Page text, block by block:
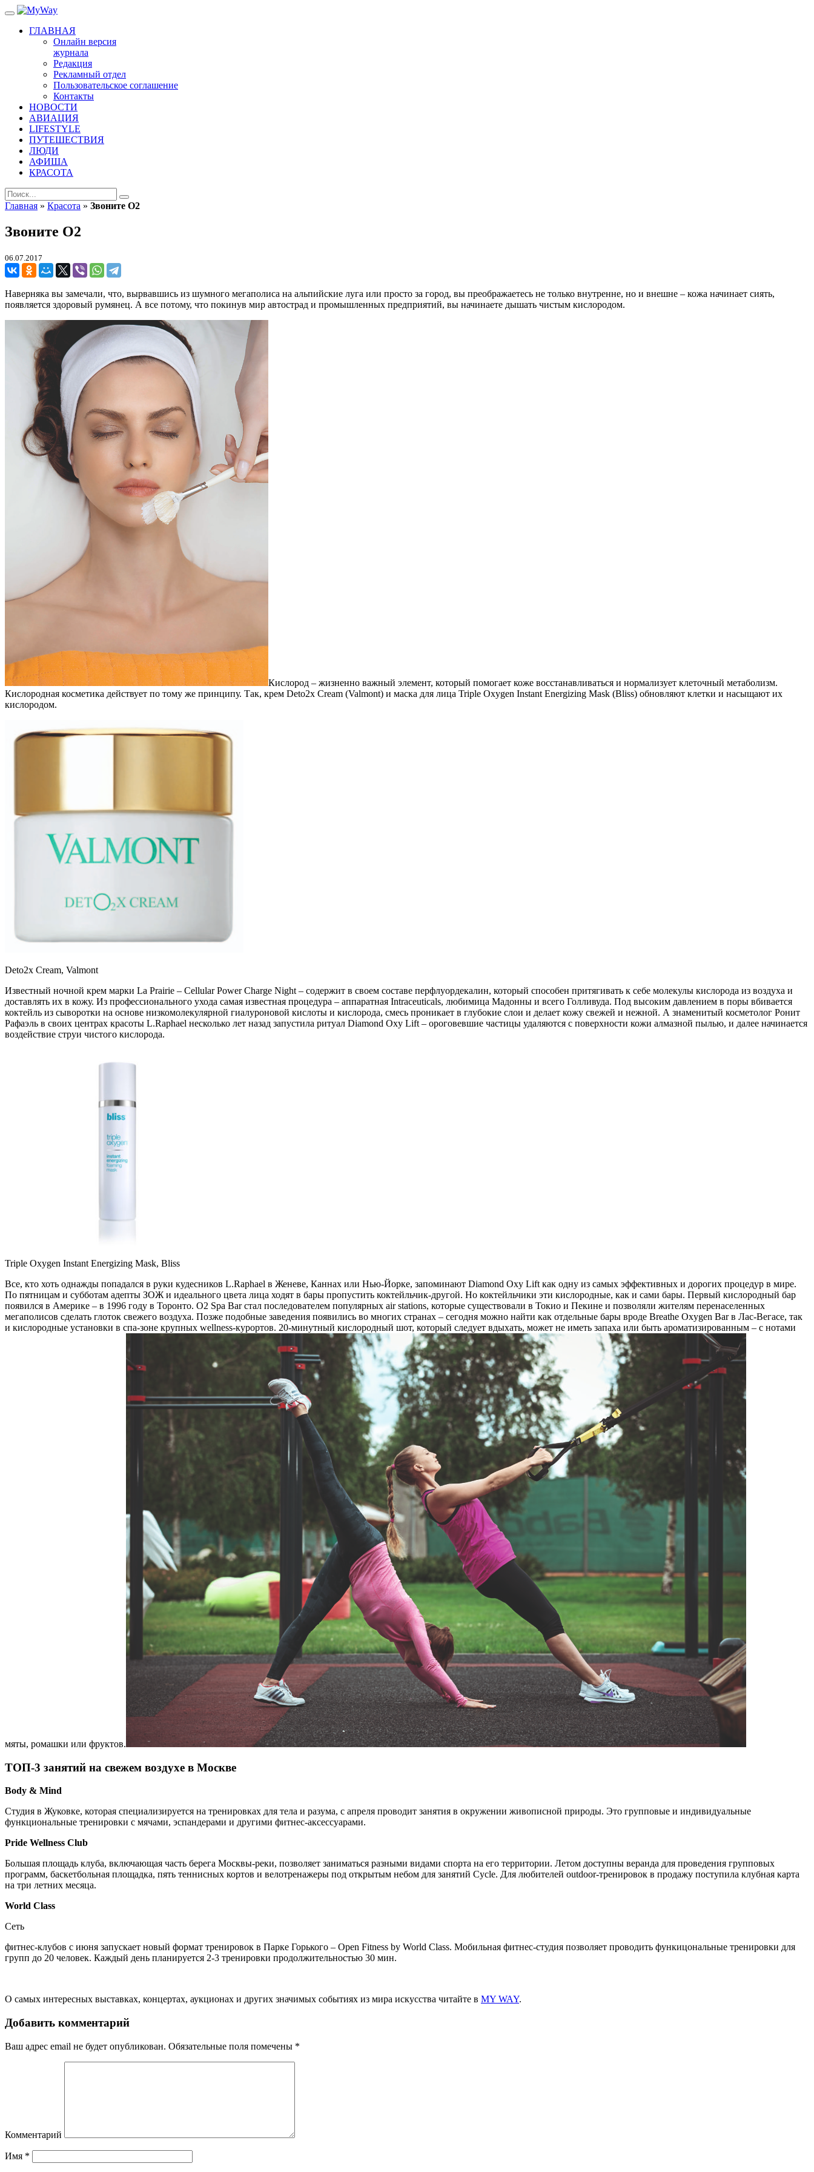
ГЛАВНАЯ
Онлайн версия
журнала
Редакция
Рекламный отдел
Пользовательское соглашение
Контакты
НОВОСТИ
АВИАЦИЯ
LIFESTYLE
ПУТЕШЕСТВИЯ
ЛЮДИ
АФИША
КРАСОТА
Главная » Красота » Звоните О2
Звоните О2
06.07.2017
Наверняка вы замечали, что, вырвавшись из шумного мегаполиса на альпийские луга или просто за город, вы преображаетесь не только внутренне, но и внешне – кожа начинает сиять,
появляется здоровый румянец. А все потому, что покинув мир автострад и промышленных предприятий, вы начинаете дышать чистым кислородом.
Кислород – жизненно важный элемент, который помогает коже восстанавливаться и нормализует клеточный метаболизм.
Кислородная косметика действует по тому же принципу. Так, крем Deto2x Cream (Valmont) и маска для лица Triple Oxygen Instant Energizing Mask (Bliss) обновляют клетки и насыщают их
кислородом.
Deto2x Cream, Valmont
Известный ночной крем марки La Prairie – Cellular Power Charge Night – содержит в своем составе перфлуордекалин, который способен притягивать к себе молекулы кислорода из воздуха и
доставлять их в кожу. Из профессионального ухода самая известная процедура – аппаратная Intraceuticals, любимица Мадонны и всего Голливуда. Под высоким давлением в поры вбивается
коктейль из сыворотки на основе низкомолекулярной гиалуроновой кислоты и кислорода, смесь проникает в глубокие слои и делает кожу свежей и нежной. А знаменитый косметолог Ронит
Рафаэль в своих центрах красоты L.Raphael несколько лет назад запустила ритуал Diamond Oxy Lift – ороговевшие частицы удаляются с поверхности кожи алмазной пылью, и далее начинается
воздействие струи чистого кислорода.
Triple Oxygen Instant Energizing Mask, Bliss
Все, кто хоть однажды попадался в руки кудесников L.Raphael в Женеве, Каннах или Нью-Йорке, запоминают Diamond Oxy Lift как одну из самых эффективных и дорогих процедур в мире.
По пятницам и субботам адепты ЗОЖ и идеального цвета лица ходят в бары пропустить коктейльчик-другой. Но коктейльчики эти кислородные, как и сами бары. Первый кислородный бар
появился в Америке – в 1996 году в Торонто. O2 Spa Bar стал последователем популярных air stations, которые существовали в Токио и Пекине и позволяли жителям перенаселенных
мегаполисов сделать глоток свежего воздуха. Позже подобные заведения появились во многих странах – сегодня можно найти как отдельные бары вроде Breathe Oxygen Bar в Лас-Вегасе, так
и кислородные установки в спа-зоне крупных wellness-курортов. 20-минутный кислородный шот, который следует вдыхать, может не иметь запаха или быть ароматизированным – с нотами
мяты, ромашки или фруктов.
ТОП-3 занятий на свежем воздухе в Москве
Body & Mind
Студия в Жуковке, которая специализируется на тренировках для тела и разума, с апреля проводит занятия в окружении живописной природы. Это групповые и индивидуальные
функциональные тренировки с мячами, эспандерами и другими фитнес-аксессуарами.
Pride Wellness Club
Большая площадь клуба, включающая часть берега Москвы-реки, позволяет заниматься разными видами спорта на его территории. Летом доступны веранда для проведения групповых
программ, баскетбольная площадка, пять теннисных кортов и велотренажеры под открытым небом для занятий Cycle. Для любителей outdoor-тренировок в продажу поступила клубная карта
на три летних месяца.
World Class
Сеть
фитнес-клубов с июня запускает новый формат тренировок в Парке Горького – Open Fitness by World Class. Мобильная фитнес-студия позволяет проводить функицональные тренировки для
групп до 20 человек. Каждый день планируется 2-3 тренировки продолжительностью 30 мин.
О самых интересных выставках, концертах, аукционах и других значимых событиях из мира искусства читайте в MY WAY.
Добавить комментарий
Ваш адрес email не будет опубликован. Обязательные поля помечены *
Комментарий
Имя *